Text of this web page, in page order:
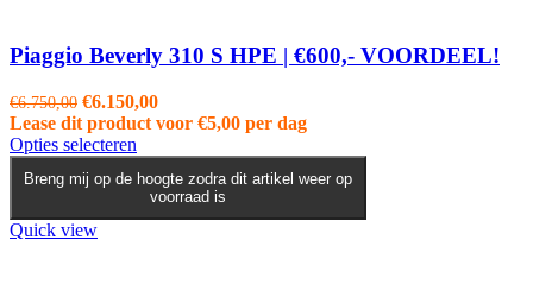
Piaggio Beverly 310 S HPE | €600,- VOORDEEL!
€6.750,00 Oorspronkelijke
prijs
was:
€6.750,00.
€6.150,00Huidige
prijs
€6.150,00.
Lease dit product voor €5,00 per dag
Opties selecteren
product
heeft
meerdere
Breng mij op de hoogte zodra dit artikel weer op
voorraad is
Quick view